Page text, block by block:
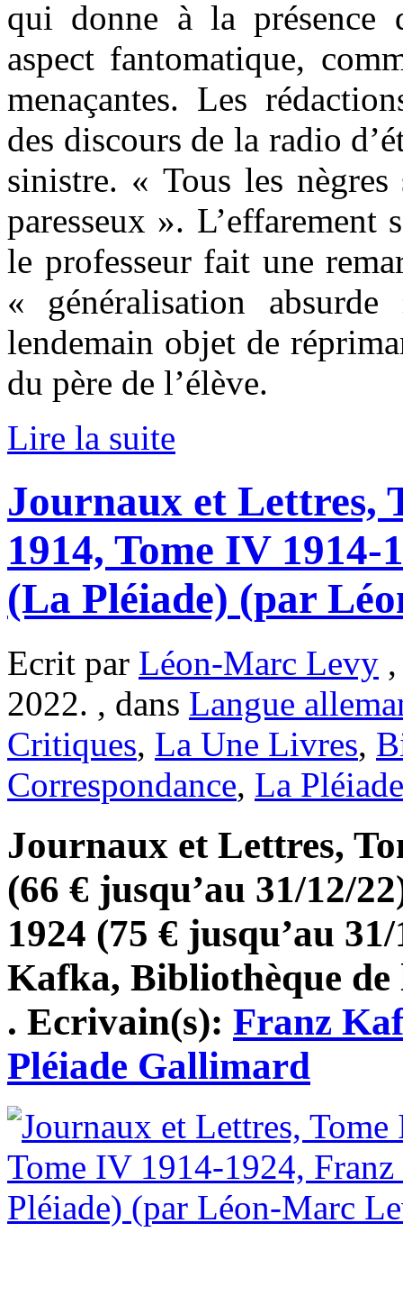
qui donne à la présence
aspect fantomatique,
menaçantes. Les
des discours de la radio
sinistre. « Tous les
paresseux ». L’effarement
le professeur fait une
« généralisation
lendemain objet de
du père de l’élève.
Lire la suite
Journaux et Lettres,
1914, Tome IV
(La Pléiade) (par
Ecrit par Léon-Marc Levy
2022. , dans Langue
Critiques, La Une Livres,
Correspondance, La
Journaux et Lettres,
(66 € jusqu’au 31/12/
1924 (75 € jusqu’au
Kafka, Bibliothèque de
. Ecrivain(s): Franz
Pléiade Gallimard